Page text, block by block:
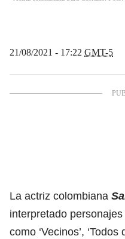
21/08/2021 - 17:22 GMT-5
La actriz colombiana
interpretado
como ‘Vecinos’,